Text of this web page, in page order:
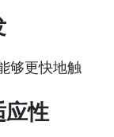
够更快地触
应性